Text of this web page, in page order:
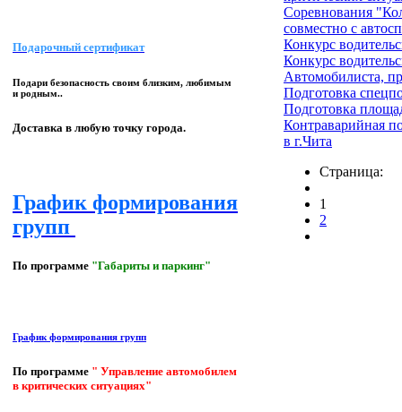
Подарочный сертификат
Подари безопасность своим близким, любимым
и родным..
Доставка в любую точку города.
График формирования
групп
По программе "Габариты и паркинг"
График формирования групп
По программе " Управление автомобилем
в критических ситуациях"
Соревнования
совместно с
Конкурс
Конкурс
Автомобилиста,
Подготовка
Подготовка
Контраварийная
в г.Чита
Страница:
1
2